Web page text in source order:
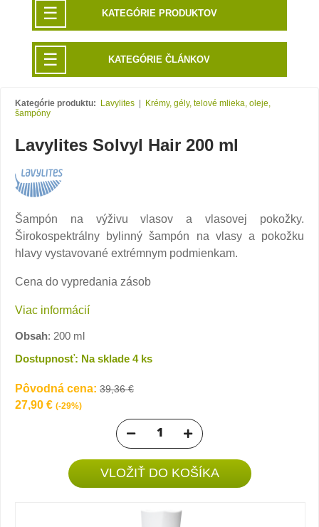
☰ KATEGÓRIE PRODUKTOV
☰ KATEGÓRIE ČLÁNKOV
Kategórie produktu: Lavylites | Krémy, gély, telové mlieka, oleje,
šampóny
Lavylites Solvyl Hair 200 ml
Šampón na výživu vlasov a vlasovej pokožky.
Širokospektrálny bylinný šampón na vlasy a pokožku
hlavy vystavované extrémnym podmienkam.
Cena do vypredania zásob
Viac informácií
Obsah: 200 ml
Dostupnosť: Na sklade 4 ks
Pôvodná cena: 39,36 €
27,90 € (-29%)